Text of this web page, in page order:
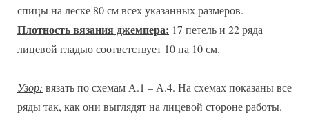
спицы на леске 80 см всех указанных размеров.
Плотность вязания джемпера: 17 петель и 22 ряда
лицевой гладью соответствует 10 на 10 см.
Узор: вязать по схемам А.1 – А.4. На схемах показаны все
ряды так, как они выглядят на лицевой стороне работы.